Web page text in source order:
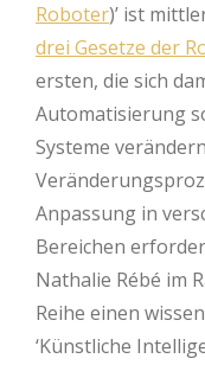
Roboter)’ ist
drei Gesetze der
ersten, die sich
Automatisierung
Systeme
Anpassung in
Bereichen
Nathalie Rébé im
Reihe einen
‘Künstliche